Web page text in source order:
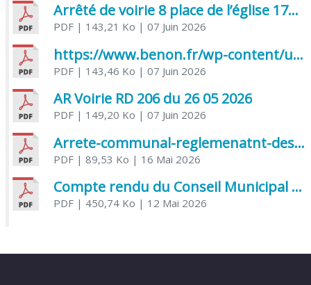
Arrêté de voirie 8 place de l’église 17170 Benon
PDF| 143,21 Ko | 07 Juin 2026
https://www.benon.fr/wp-content/uploads/2026/06/AR-Voirie-Chemin-de-Lafond-du-26-05-2026.pdf
PDF| 143,46 Ko | 07 Juin 2026
AR Voirie RD 206 du 26 05 2026
PDF| 149,20 Ko | 07 Juin 2026
Arrete-communal-reglemenatnt-des-bruits-de-voisinage-et-des-activites-bruyantes
PDF| 89,53 Ko | 16 Mai 2026
Compte rendu du Conseil Municipal du 06 mai 2026
PDF| 450,74 Ko | 12 Mai 2026